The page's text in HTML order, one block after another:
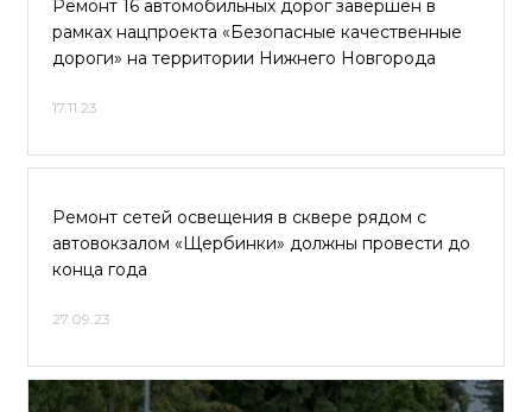
Ремонт 16 автомобильных дорог завершен в
рамках нацпроекта «Безопасные качественные
дороги» на территории Нижнего Новгорода
17.11.23
Ремонт сетей освещения в сквере рядом с
автовокзалом «Щербинки» должны провести до
конца года
27.09.23